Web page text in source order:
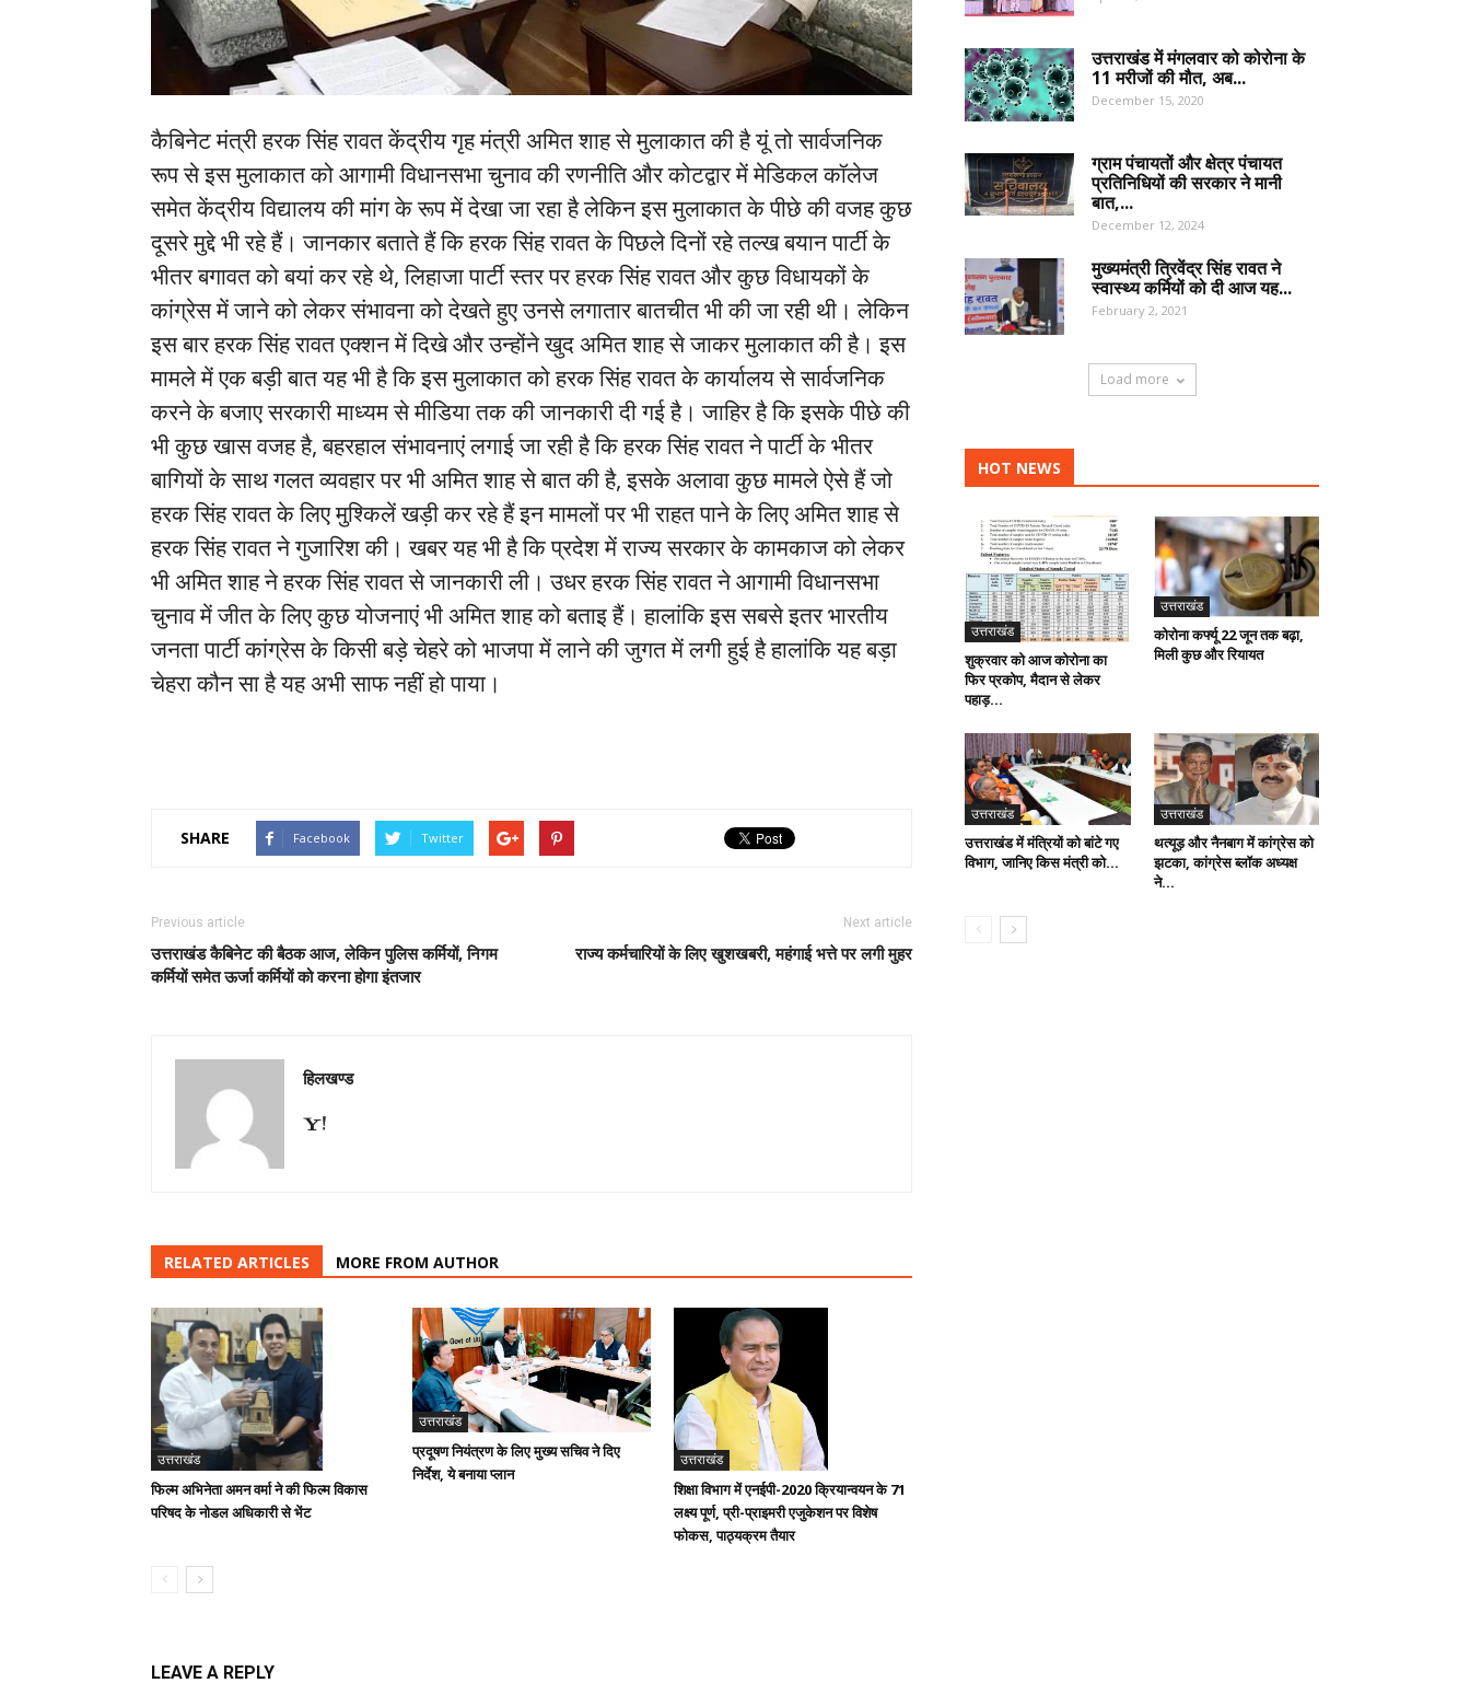
कैबिनेट मंत्री हरक सिंह रावत केंद्रीय गृह मंत्री अमित शाह से मुलाकात की है यूं तो सार्वजनिक
रूप से इस मुलाकात को आगामी विधानसभा चुनाव की रणनीति और कोटद्वार में मेडिकल कॉलेज
समेत केंद्रीय विद्यालय की मांग के रूप में देखा जा रहा है लेकिन इस मुलाकात के पीछे की वजह कुछ
दूसरे मुद्दे भी रहे हैं। जानकार बताते हैं कि हरक सिंह रावत के पिछले दिनों रहे तल्ख बयान पार्टी के
भीतर बगावत को बयां कर रहे थे, लिहाजा पार्टी स्तर पर हरक सिंह रावत और कुछ विधायकों के
कांग्रेस में जाने को लेकर संभावना को देखते हुए उनसे लगातार बातचीत भी की जा रही थी। लेकिन
इस बार हरक सिंह रावत एक्शन में दिखे और उन्होंने खुद अमित शाह से जाकर मुलाकात की है। इस
मामले में एक बड़ी बात यह भी है कि इस मुलाकात को हरक सिंह रावत के कार्यालय से सार्वजनिक
करने के बजाए सरकारी माध्यम से मीडिया तक की जानकारी दी गई है। जाहिर है कि इसके पीछे की
भी कुछ खास वजह है, बहरहाल संभावनाएं लगाई जा रही है कि हरक सिंह रावत ने पार्टी के भीतर
बागियों के साथ गलत व्यवहार पर भी अमित शाह से बात की है, इसके अलावा कुछ मामले ऐसे हैं जो
हरक सिंह रावत के लिए मुश्किलें खड़ी कर रहे हैं इन मामलों पर भी राहत पाने के लिए अमित शाह से
हरक सिंह रावत ने गुजारिश की। खबर यह भी है कि प्रदेश में राज्य सरकार के कामकाज को लेकर
भी अमित शाह ने हरक सिंह रावत से जानकारी ली। उधर हरक सिंह रावत ने आगामी विधानसभा
चुनाव में जीत के लिए कुछ योजनाएं भी अमित शाह को बताइ हैं। हालांकि इस सबसे इतर भारतीय
जनता पार्टी कांग्रेस के किसी बड़े चेहरे को भाजपा में लाने की जुगत में लगी हुई है हालांकि यह बड़ा
चेहरा कौन सा है यह अभी साफ नहीं हो पाया।
SHARE Facebook Twitter
Previous article
उत्तराखंड कैबिनेट की बैठक आज, लेकिन पुलिस कर्मियों, निगम
कर्मियों समेत ऊर्जा कर्मियों को करना होगा इंतजार
Next article
राज्य कर्मचारियों के लिए खुशखबरी, महंगाई भत्ते पर लगी मुहर
हिलखण्ड
RELATED ARTICLES MORE FROM AUTHOR
उत्तराखंड
फिल्म अभिनेता अमन वर्मा ने की फिल्म विकास
परिषद के नोडल अधिकारी से भेंट
उत्तराखंड
प्रदूषण नियंत्रण के लिए मुख्य सचिव ने दिए
निर्देश, ये बनाया प्लान
उत्तराखंड
शिक्षा विभाग में एनईपी-2020 क्रियान्वयन के 71
लक्ष्य पूर्ण, प्री-प्राइमरी एजुकेशन पर विशेष
फोकस, पाठ्यक्रम तैयार
LEAVE A REPLY
उत्तराखंड में मंगलवार को कोरोना के
11 मरीजों की मौत, अब...
December 15, 2020
ग्राम पंचायतों और क्षेत्र पंचायत
प्रतिनिधियों की सरकार ने मानी
बात,...
December 12, 2024
मुख्यमंत्री त्रिवेंद्र सिंह रावत ने
स्वास्थ्य कर्मियों को दी आज यह...
February 2, 2021
Load more
HOT NEWS
उत्तराखंड
शुक्रवार को आज कोरोना का
फिर प्रकोप, मैदान से लेकर
पहाड़...
उत्तराखंड
कोरोना कर्फ्यू 22 जून तक बढ़ा,
मिली कुछ और रियायत
उत्तराखंड
उत्तराखंड में मंत्रियों को बांटे गए
विभाग, जानिए किस मंत्री को...
उत्तराखंड
थत्यूड़ और नैनबाग में कांग्रेस को
झटका, कांग्रेस ब्लॉक अध्यक्ष
ने...